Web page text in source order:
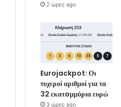
2 ώρες ago
Eurojackpot: Οι
τυχεροί αριθμοί για τα
32 εκατoμμύρια ευρώ
3 ώρες ago